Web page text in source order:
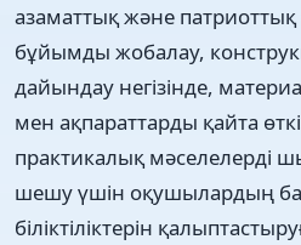
азаматтық және патриоттық
бұйымды жобалау,
дайындау негізінде,
мен ақпараттарды қайта
практикалық мәселелерді
шешу үшін оқушылардың
біліктіліктерін